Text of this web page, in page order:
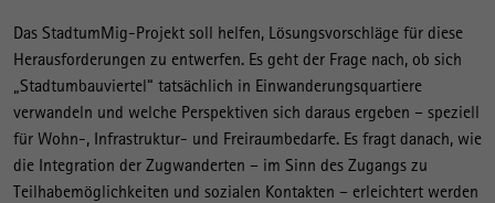
Das StadtumMig-Projekt soll helfen, Lösungsvorschläge für diese
Herausforderungen zu entwerfen. Es geht der Frage nach, ob sich
„Stadtumbauviertel“ tatsächlich in Einwanderungsquartiere
verwandeln und welche Perspektiven sich daraus ergeben – speziell
für Wohn-, Infrastruktur- und Freiraumbedarfe. Es fragt danach, wie
die Integration der Zugwanderten – im Sinn des Zugangs zu
Teilhabemöglichkeiten und sozialen Kontakten – erleichtert werden